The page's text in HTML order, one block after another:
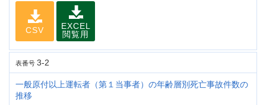
CSV
EXCEL
閲覧用
表番号 3-2
一般原付以上運転者（第１当事者）の年齢層別死亡事故件数の
推移